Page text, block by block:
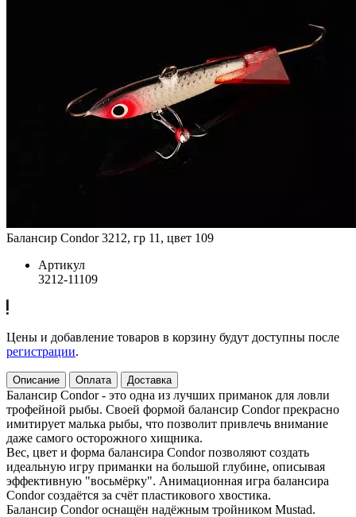
Балансир Condor 3212, гр 11, цвет 109
Артикул
3212-11109
Цены и добавление товаров в корзину будут доступны после
регистрации.
Описание Оплата Доставка
Балансир Condor - это одна из лучших приманок для ловли
трофейной рыбы. Своей формой балансир Condor прекрасно
имитирует малька рыбы, что позволит привлечь внимание
даже самого осторожного хищника.
Вес, цвет и форма балансира Condor позволяют создать
идеальную игру приманки на большой глубине, описывая
эффективную "восьмёрку". Анимационная игра балансира
Condor создаётся за счёт пластикового хвостика.
Балансир Condor оснащён надёжным тройником Mustad.